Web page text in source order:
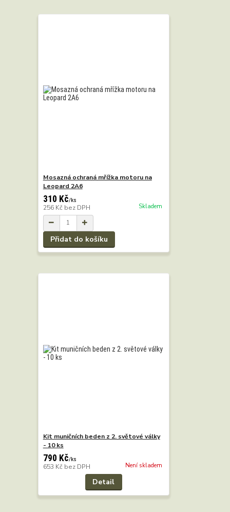
Mosazná ochraná mřížka motoru na
Leopard 2A6
310 Kč/ks
256 Kč bez DPH Skladem
Přidat do košíku
Kit muničních beden z 2. světové války
- 10 ks
790 Kč/ks
653 Kč bez DPH Není skladem
Detail